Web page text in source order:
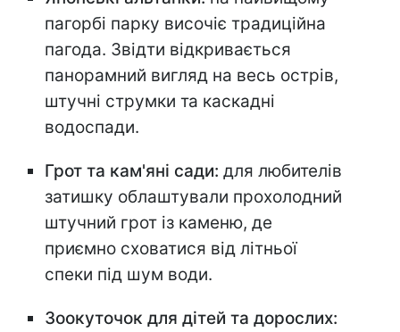
пагорбі парку височіє традиційна
пагода. Звідти відкривається
панорамний вигляд на весь острів,
штучні струмки та каскадні
водоспади.
Грот та кам'яні сади: для любителів
затишку облаштували прохолодний
штучний грот із каменю, де
приємно сховатися від літньої
спеки під шум води.
Зоокуточок для дітей та дорослих: